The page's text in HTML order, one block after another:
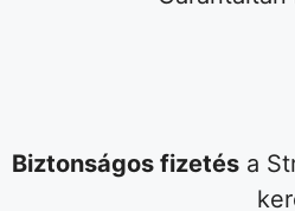
Biztonságos fizetés a